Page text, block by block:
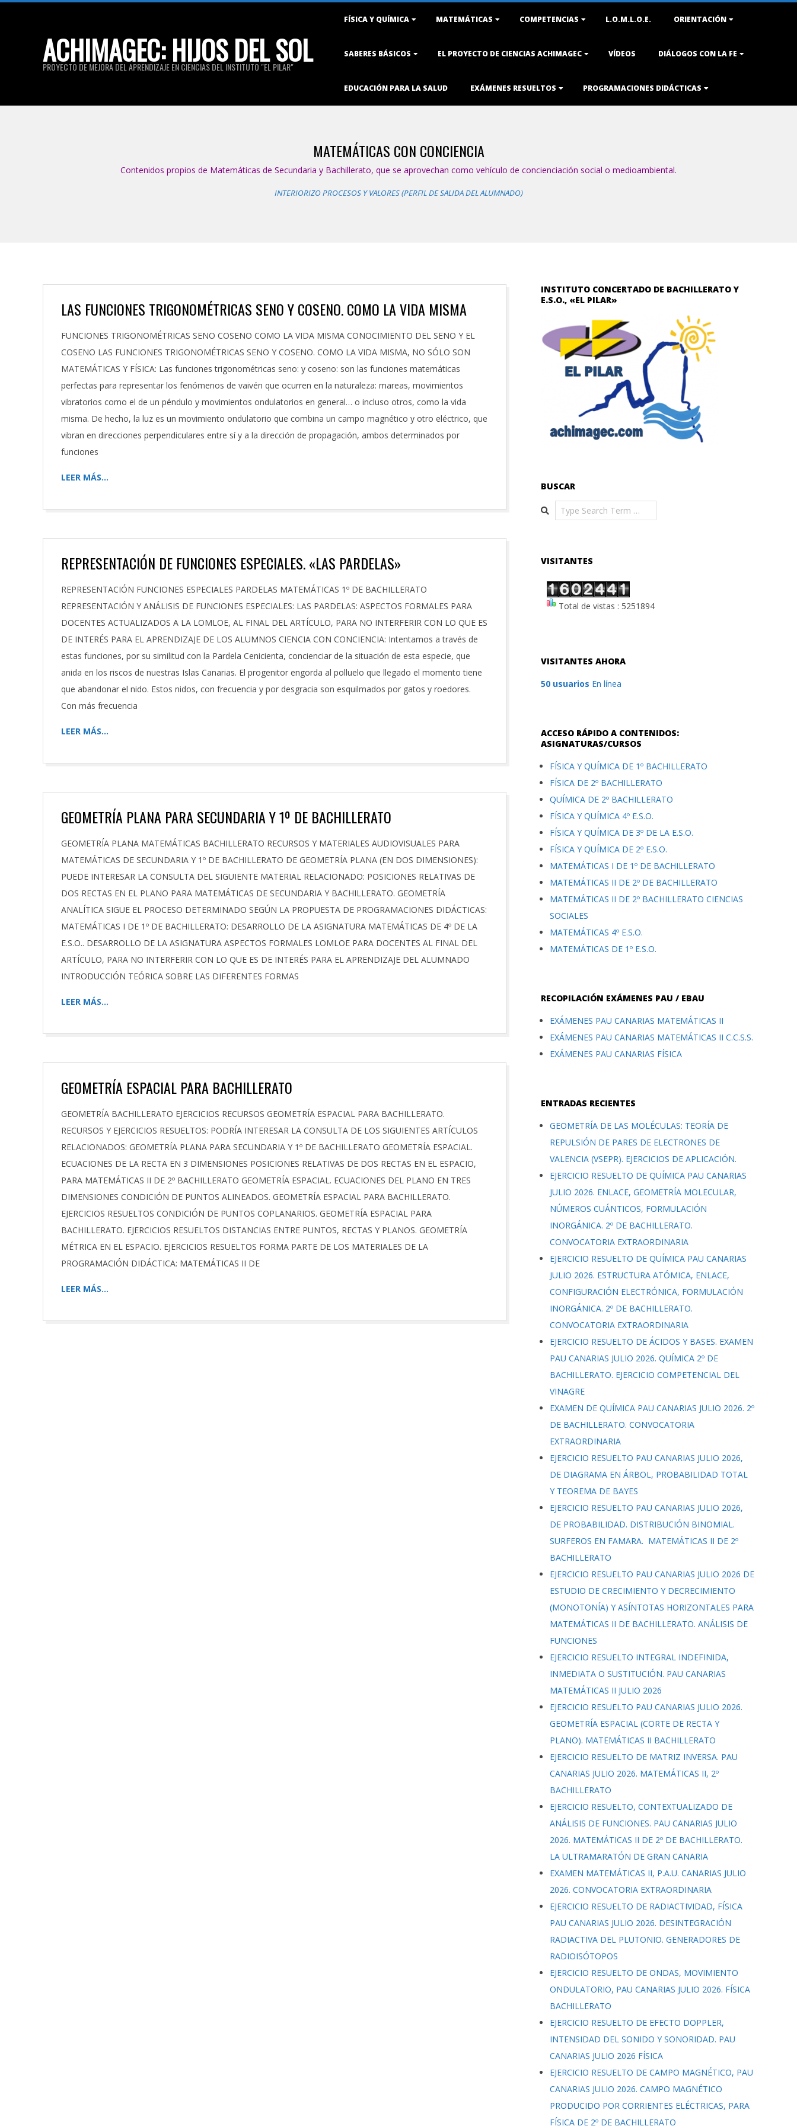
ACHIMAGEC: HIJOS DEL SOL
PROYECTO DE MEJORA DEL APRENDIZAJE EN CIENCIAS DEL INSTITUTO "EL PILAR"
FÍSICA Y QUÍMICA MATEMÁTICAS COMPETENCIAS L.O.M.L.O.E. ORIENTACIÓN
SABERES BÁSICOS EL PROYECTO DE CIENCIAS ACHIMAGEC VÍDEOS DIÁLOGOS CON LA FE
EDUCACIÓN PARA LA SALUD EXÁMENES RESUELTOS PROGRAMACIONES DIDÁCTICAS
MATEMÁTICAS CON CONCIENCIA
Contenidos propios de Matemáticas de Secundaria y Bachillerato, que se aprovechan como vehículo de concienciación social o medioambiental.
INTERIORIZO PROCESOS YVALORES (PERFIL DE SALIDA DEL ALUMNADO)
LAS FUNCIONES TRIGONOMÉTRICAS SENO Y COSENO. COMO LA VIDA MISMA
2023-
02-
20
FUNCIONES TRIGONOMÉTRICAS SENO COSENO COMO LA VIDA MISMA CONOCIMIENTO DEL SENO Y EL
COSENO LAS FUNCIONES TRIGONOMÉTRICAS SENO Y COSENO. COMO LA VIDA MISMA, NO SÓLO SON
MATEMÁTICAS Y FÍSICA: Las funciones trigonométricas seno: y coseno: son las funciones matemáticas
perfectas para representar los fenómenos de vaivén que ocurren en la naturaleza: mareas, movimientos
vibratorios como el de un péndulo y movimientos ondulatorios en general… o incluso otros, como la vida
misma. De hecho, la luz es un movimiento ondulatorio que combina un campo magnético y otro eléctrico, que
vibran en direcciones perpendiculares entre sí y a la dirección de propagación, ambos determinados por
funciones
LEER MÁS…
REPRESENTACIÓN DE FUNCIONES ESPECIALES. «LAS PARDELAS»
2022-
05-
12
REPRESENTACIÓN FUNCIONES ESPECIALES PARDELAS MATEMÁTICAS 1º DE BACHILLERATO
REPRESENTACIÓN Y ANÁLISIS DE FUNCIONES ESPECIALES: LAS PARDELAS: ASPECTOS FORMALES PARA
DOCENTES ACTUALIZADOS A LA LOMLOE, AL FINAL DEL ARTÍCULO, PARA NO INTERFERIR CON LO QUE ES
DE INTERÉS PARA EL APRENDIZAJE DE LOS ALUMNOS CIENCIA CON CONCIENCIA: Intentamos a través de
estas funciones, por su similitud con la Pardela Cenicienta, concienciar de la situación de esta especie, que
anida en los riscos de nuestras Islas Canarias. El progenitor engorda al polluelo que llegado el momento tiene
que abandonar el nido. Estos nidos, con frecuencia y por desgracia son esquilmados por gatos y roedores.
Con más frecuencia
LEER MÁS…
GEOMETRÍA PLANA PARA SECUNDARIA Y 1º DE BACHILLERATO
2021-
12-
02
GEOMETRÍA PLANA MATEMÁTICAS BACHILLERATO RECURSOS Y MATERIALES AUDIOVISUALES PARA
MATEMÁTICAS DE SECUNDARIA Y 1º DE BACHILLERATO DE GEOMETRÍA PLANA (EN DOS DIMENSIONES):
PUEDE INTERESAR LA CONSULTA DEL SIGUIENTE MATERIAL RELACIONADO: POSICIONES RELATIVAS DE
DOS RECTAS EN EL PLANO PARA MATEMÁTICAS DE SECUNDARIA Y BACHILLERATO. GEOMETRÍA
ANALÍTICA SIGUE EL PROCESO DETERMINADO SEGÚN LA PROPUESTA DE PROGRAMACIONES DIDÁCTICAS:
MATEMÁTICAS I DE 1º DE BACHILLERATO: DESARROLLO DE LA ASIGNATURA MATEMÁTICAS DE 4º DE LA
E.S.O.. DESARROLLO DE LA ASIGNATURA ASPECTOS FORMALES LOMLOE PARA DOCENTES AL FINAL DEL
ARTÍCULO, PARA NO INTERFERIR CON LO QUE ES DE INTERÉS PARA EL APRENDIZAJE DEL ALUMNADO
INTRODUCCIÓN TEÓRICA SOBRE LAS DIFERENTES FORMAS
LEER MÁS…
GEOMETRÍA ESPACIAL PARA BACHILLERATO
2020-
09-
09
GEOMETRÍA BACHILLERATO EJERCICIOS RECURSOS GEOMETRÍA ESPACIAL PARA BACHILLERATO.
RECURSOS Y EJERCICIOS RESUELTOS: PODRÍA INTERESAR LA CONSULTA DE LOS SIGUIENTES ARTÍCULOS
RELACIONADOS: GEOMETRÍA PLANA PARA SECUNDARIA Y 1º DE BACHILLERATO GEOMETRÍA ESPACIAL.
ECUACIONES DE LA RECTA EN 3 DIMENSIONES POSICIONES RELATIVAS DE DOS RECTAS EN EL ESPACIO,
PARA MATEMÁTICAS II DE 2º BACHILLERATO GEOMETRÍA ESPACIAL. ECUACIONES DEL PLANO EN TRES
DIMENSIONES CONDICIÓN DE PUNTOS ALINEADOS. GEOMETRÍA ESPACIAL PARA BACHILLERATO.
EJERCICIOS RESUELTOS CONDICIÓN DE PUNTOS COPLANARIOS. GEOMETRÍA ESPACIAL PARA
BACHILLERATO. EJERCICIOS RESUELTOS DISTANCIAS ENTRE PUNTOS, RECTAS Y PLANOS. GEOMETRÍA
MÉTRICA EN EL ESPACIO. EJERCICIOS RESUELTOS FORMA PARTE DE LOS MATERIALES DE LA
PROGRAMACIÓN DIDÁCTICA: MATEMÁTICAS II DE
LEER MÁS…
INSTITUTO CONCERTADO DE BACHILLERATO Y
E.S.O., «EL PILAR»
BUSCAR
Search
VISITANTES
Total de vistas : 5251894
VISITANTES AHORA
50 usuarios En línea
ACCESO RÁPIDO A CONTENIDOS:
ASIGNATURAS/CURSOS
FÍSICA Y QUÍMICA DE 1º BACHILLERATO
FÍSICA DE 2º BACHILLERATO
QUÍMICA DE 2º BACHILLERATO
FÍSICA Y QUÍMICA 4º E.S.O.
FÍSICA Y QUÍMICA DE 3º DE LA E.S.O.
FÍSICA Y QUÍMICA DE 2º E.S.O.
MATEMÁTICAS I DE 1º DE BACHILLERATO
MATEMÁTICAS II DE 2º DE BACHILLERATO
MATEMÁTICAS II DE 2º BACHILLERATO CIENCIAS
SOCIALES
MATEMÁTICAS 4º E.S.O.
MATEMÁTICAS DE 1º E.S.O.
RECOPILACIÓN EXÁMENES PAU / EBAU
EXÁMENES PAU CANARIAS MATEMÁTICAS II
EXÁMENES PAU CANARIAS MATEMÁTICAS II C.C.S.S.
EXÁMENES PAU CANARIAS FÍSICA
ENTRADAS RECIENTES
GEOMETRÍA DE LAS MOLÉCULAS: TEORÍA DE
REPULSIÓN DE PARES DE ELECTRONES DE
VALENCIA (VSEPR). EJERCICIOS DE APLICACIÓN.
EJERCICIO RESUELTO DE QUÍMICA PAU CANARIAS
JULIO 2026. ENLACE, GEOMETRÍA MOLECULAR,
NÚMEROS CUÁNTICOS, FORMULACIÓN
INORGÁNICA. 2º DE BACHILLERATO.
CONVOCATORIA EXTRAORDINARIA
EJERCICIO RESUELTO DE QUÍMICA PAU CANARIAS
JULIO 2026. ESTRUCTURA ATÓMICA, ENLACE,
CONFIGURACIÓN ELECTRÓNICA, FORMULACIÓN
INORGÁNICA. 2º DE BACHILLERATO.
CONVOCATORIA EXTRAORDINARIA
EJERCICIO RESUELTO DE ÁCIDOS Y BASES. EXAMEN
PAU CANARIAS JULIO 2026. QUÍMICA 2º DE
BACHILLERATO. EJERCICIO COMPETENCIAL DEL
VINAGRE
EXAMEN DE QUÍMICA PAU CANARIAS JULIO 2026. 2º
DE BACHILLERATO. CONVOCATORIA
EXTRAORDINARIA
EJERCICIO RESUELTO PAU CANARIAS JULIO 2026,
DE DIAGRAMA EN ÁRBOL, PROBABILIDAD TOTAL
Y TEOREMA DE BAYES
EJERCICIO RESUELTO PAU CANARIAS JULIO 2026,
DE PROBABILIDAD. DISTRIBUCIÓN BINOMIAL.
SURFEROS EN FAMARA. MATEMÁTICAS II DE 2º
BACHILLERATO
EJERCICIO RESUELTO PAU CANARIAS JULIO 2026 DE
ESTUDIO DE CRECIMIENTO Y DECRECIMIENTO
(MONOTONÍA) Y ASÍNTOTAS HORIZONTALES PARA
MATEMÁTICAS II DE BACHILLERATO. ANÁLISIS DE
FUNCIONES
EJERCICIO RESUELTO INTEGRAL INDEFINIDA,
INMEDIATA O SUSTITUCIÓN. PAU CANARIAS
MATEMÁTICAS II JULIO 2026
EJERCICIO RESUELTO PAU CANARIAS JULIO 2026.
GEOMETRÍA ESPACIAL (CORTE DE RECTA Y
PLANO). MATEMÁTICAS II BACHILLERATO
EJERCICIO RESUELTO DE MATRIZ INVERSA. PAU
CANARIAS JULIO 2026. MATEMÁTICAS II, 2º
BACHILLERATO
EJERCICIO RESUELTO, CONTEXTUALIZADO DE
ANÁLISIS DE FUNCIONES. PAU CANARIAS JULIO
2026. MATEMÁTICAS II DE 2º DE BACHILLERATO.
LA ULTRAMARATÓN DE GRAN CANARIA
EXAMEN MATEMÁTICAS II, P.A.U. CANARIAS JULIO
2026. CONVOCATORIA EXTRAORDINARIA
EJERCICIO RESUELTO DE RADIACTIVIDAD, FÍSICA
PAU CANARIAS JULIO 2026. DESINTEGRACIÓN
RADIACTIVA DEL PLUTONIO. GENERADORES DE
RADIOISÓTOPOS
EJERCICIO RESUELTO DE ONDAS, MOVIMIENTO
ONDULATORIO, PAU CANARIAS JULIO 2026. FÍSICA
BACHILLERATO
EJERCICIO RESUELTO DE EFECTO DOPPLER,
INTENSIDAD DEL SONIDO Y SONORIDAD. PAU
CANARIAS JULIO 2026 FÍSICA
EJERCICIO RESUELTO DE CAMPO MAGNÉTICO, PAU
CANARIAS JULIO 2026. CAMPO MAGNÉTICO
PRODUCIDO POR CORRIENTES ELÉCTRICAS, PARA
FÍSICA DE 2º DE BACHILLERATO